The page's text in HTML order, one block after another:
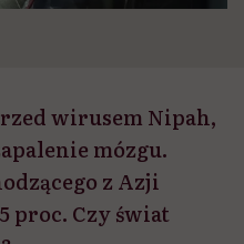
wirusem Nipah,
mózgu.
z Azji
proc. Czy świat